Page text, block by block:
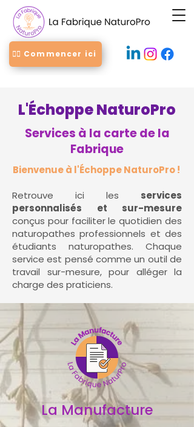
👉🏻 Commencer ici
L'Échoppe NaturoPro
Services à la carte de la
Fabrique
Bienvenue à l'Échoppe NaturoPro !
Retrouve ici les services
personnalisés et sur-mesure
conçus pour faciliter le quotidien des
naturopathes professionnels et des
étudiants naturopathes. Chaque
service est pensé comme un outil de
travail sur-mesure, pour alléger la
charge des praticiens.
La Manufacture